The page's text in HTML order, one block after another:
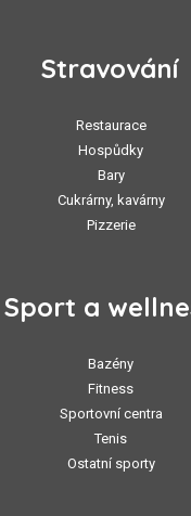
Stravování
Restaurace
Hospůdky
Bary
Cukrárny, kavárny
Pizzerie
Sport a
Bazény
Fitness
Sportovní centra
Tenis
Ostatní sporty